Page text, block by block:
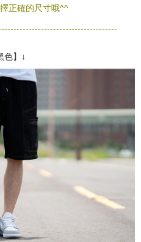
memuat turun Aplikasi AFTEE
kedai meminta pembayaran anda,
boleh dilanjutkan oleh AFTEE. Anda
anda sebelum anda menerima
jaminan bahawa anda boleh
pembayaran (cth.: produk
mengambil masa yang lebih
membuat pembayaran
anda menerima pesanan.
kali pertama boleh sehingga
yang diluluskan akan berdasarkan
AFTEE.
lebih besar daripada NT$20.
ahli Taiwan.
percuma untuk pesanan
untuk pesanan
percuma untuk pesanan
正確的尺寸哦^^
色】↓